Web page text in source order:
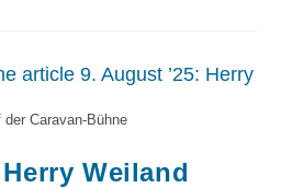
der Caravan-Bühne
Weiland